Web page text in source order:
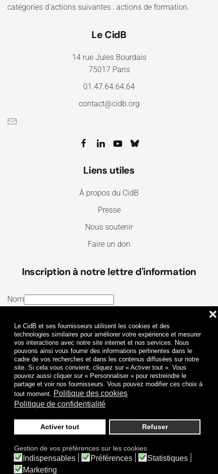
Le CidB et ses fournisseurs utilisent les cookies et des
technologies similaires pour améliorer votre expérience et mesurer
vos interactions avec notre site internet et nos services. Nous
pouvons ainsi vous fournir des informations pertinentes dans le
cadre de vos recherches et dans les contenus diffusées sur notre
site. Si cela vous convient, cliquez sur « Activer tout ». Vous
pouvez aussi cliquer sur « Personnaliser » pour restreindre le
partage et voir nos fournisseurs. Vous pouvez modifier ces choix à
tout moment. Politique des cookies
Politique de confidentialité
Activer tout Refuser
❌
Gestion de vos préférences sur les cookies
Indispensables Préférences
Statistiques
Marketing
catégories d'actions suivantes : actions de formation.
Le CidB
14 rue Jules Bourdais
75017 Paris
01.47.64.64.64
contact@cidb.org
Liens utiles
À propos du CidB
Presse
Nous soutenir
Faire un don
Inscription à notre lettre d'information
Nom
J’ai lu et j’accepte lesTermes et conditionset la
Politique de confidentialité
Je m'abonne
© 2009-2026 CidB. Tous droits réservés.